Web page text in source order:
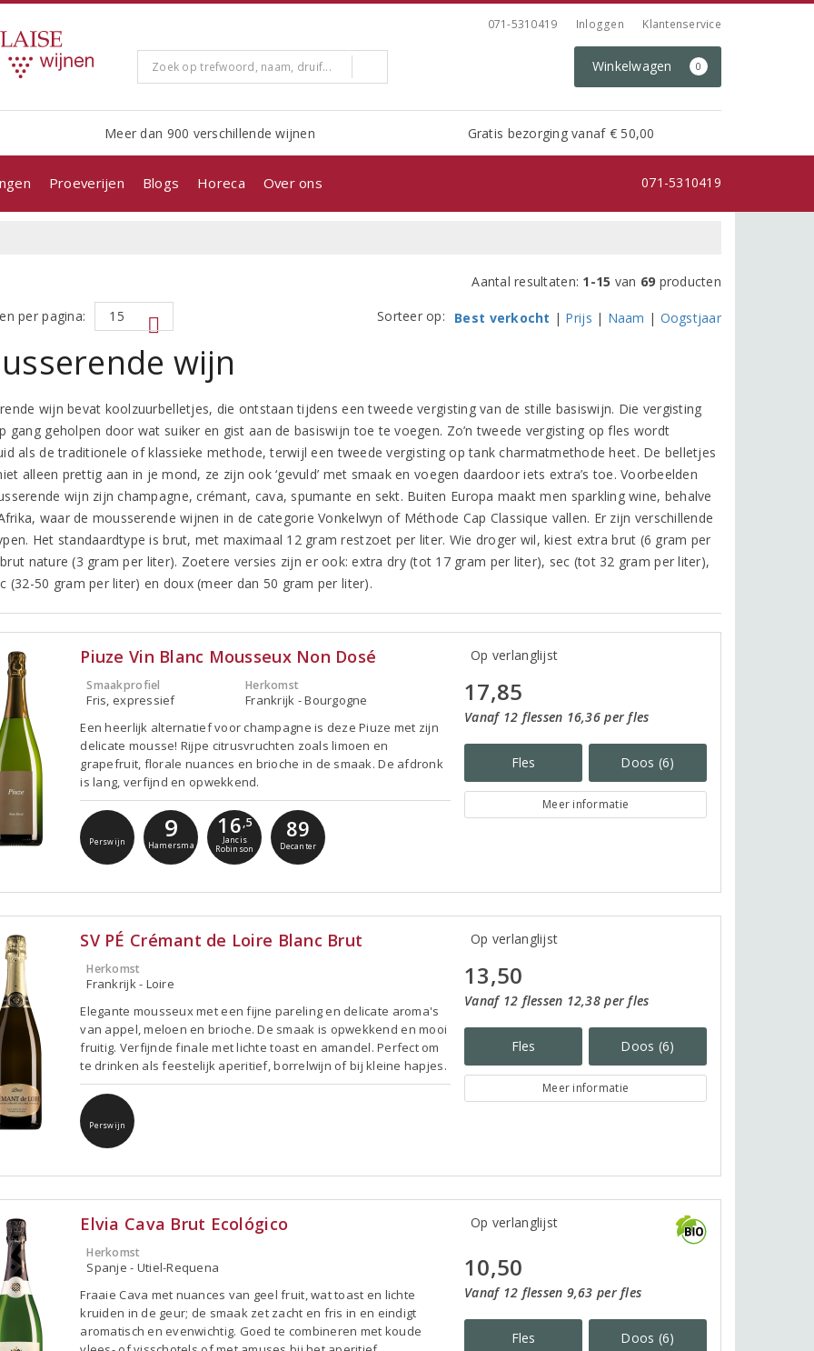
071-5310419 Inloggen Klantenservice
Winkelwagen 0
Meer dan 900 verschillende wijnen Gratis bezorging vanaf € 50,00
Proeverijen Blogs Horeca Over ons 071-5310419
Aantal resultaten: 1-15 van 69 producten
per pagina:
Sorteer op: Best verkocht | Prijs | Naam | Oogstjaar
wijn
wijn bevat koolzuurbelletjes, die ontstaan tijdens een tweede vergisting van de stille basiswijn. Die vergisting
gang geholpen door wat suiker en gist aan de basiswijn toe te voegen. Zo’n tweede vergisting op fles wordt
als de traditionele of klassieke methode, terwijl een tweede vergisting op tank charmatmethode heet. De belletjes
alleen prettig aan in je mond, ze zijn ook ‘gevuld’ met smaak en voegen daardoor iets extra’s toe. Voorbeelden
wijn zijn champagne, crémant, cava, spumante en sekt. Buiten Europa maakt men sparkling wine, behalve
waar de mousserende wijnen in de categorie Vonkelwyn of Méthode Cap Classique vallen. Er zijn verschillende
Het standaardtype is brut, met maximaal 12 gram restzoet per liter. Wie droger wil, kiest extra brut (6 gram per
nature (3 gram per liter). Zoetere versies zijn er ook: extra dry (tot 17 gram per liter), sec (tot 32 gram per liter),
(32-50 gram per liter) en doux (meer dan 50 gram per liter).
Piuze Vin Blanc Mousseux Non Dosé
Smaakprofiel
Fris, expressief
Herkomst
Frankrijk - Bourgogne
Een heerlijk alternatief voor champagne is deze Piuze met zijn
delicate mousse! Rijpe citrusvruchten zoals limoen en
grapefruit, florale nuances en brioche in de smaak. De afdronk
is lang, verfijnd en opwekkend.
Perswijn 9
Hamersma
16,5
Jancis
Robinson
89
Decanter
Op verlanglijst
17,85
Vanaf 12 flessen 16,36 per fles
Fles Doos (6)
Meer informatie
SV PÉ Crémant de Loire Blanc Brut
Herkomst
Frankrijk - Loire
Elegante mousseux met een fijne pareling en delicate aroma's
van appel, meloen en brioche. De smaak is opwekkend en mooi
fruitig. Verfijnde finale met lichte toast en amandel. Perfect om
te drinken als feestelijk aperitief, borrelwijn of bij kleine hapjes.
Perswijn
Op verlanglijst
13,50
Vanaf 12 flessen 12,38 per fles
Fles Doos (6)
Meer informatie
Elvia Cava Brut Ecológico
Herkomst
Spanje - Utiel-Requena
Fraaie Cava met nuances van geel fruit, wat toast en lichte
kruiden in de geur; de smaak zet zacht en fris in en eindigt
aromatisch en evenwichtig. Goed te combineren met koude
Op verlanglijst
10,50
Vanaf 12 flessen 9,63 per fles
Fles Doos (6)